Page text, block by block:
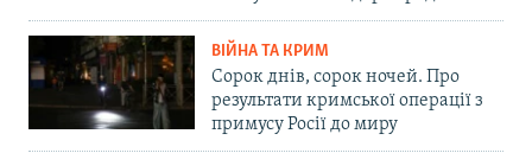
ВІЙНА ТА КРИМ
Сорок днів, сорок ночей. Про
результати кримської операції з
примусу Росії до миру